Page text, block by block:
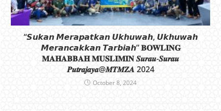
“𝙎𝙪𝙠𝙖𝙣 𝙈𝙚𝙧𝙖𝙥𝙖𝙩𝙠𝙖𝙣 𝙐𝙠𝙝𝙪𝙬𝙖𝙝, 𝙐𝙠𝙝𝙪𝙬𝙖𝙝
𝙈𝙚𝙧𝙖𝙣𝙘𝙖𝙠𝙠𝙖𝙣 𝙏𝙖𝙧𝙗𝙞𝙖𝙝” 𝐁𝐎𝐖𝐋𝐈𝐍𝐆
𝐌𝐀𝐇𝐀𝐁𝐁𝐀𝐇 𝐌𝐔𝐒𝐋𝐈𝐌𝐈𝐍 𝑺𝒖𝒓𝒂𝒖-𝑺𝒖𝒓𝒂𝒖
𝑷𝒖𝒕𝒓𝒂𝒋𝒂𝒚𝒂@𝑴𝑻𝑴𝒁𝑨 2024
October 8, 2024